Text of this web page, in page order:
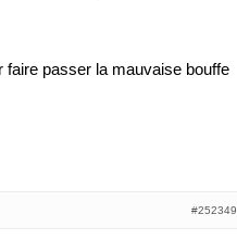
faire passer la mauvaise bouffe
#252349